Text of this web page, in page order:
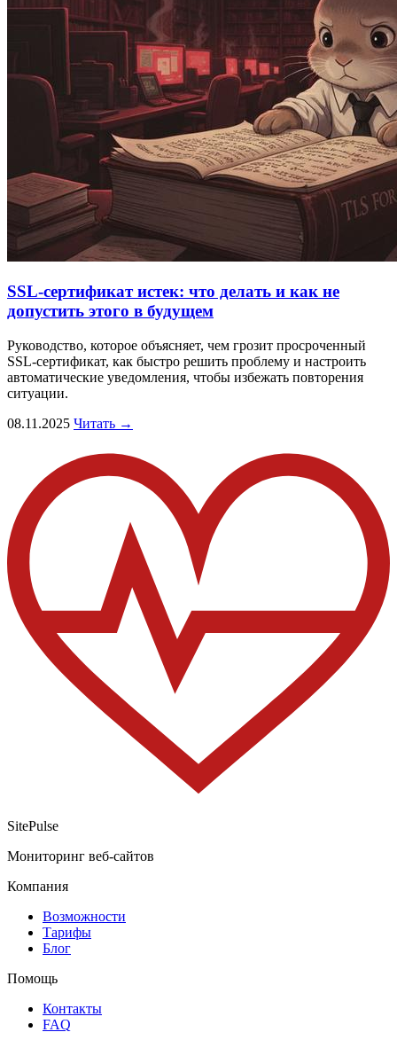
SSL-сертификат истек: что делать и как не
допустить этого в будущем
Руководство, которое объясняет, чем грозит просроченный
SSL-сертификат, как быстро решить проблему и настроить
автоматические уведомления, чтобы избежать повторения
ситуации.
08.11.2025 Читать →
SitePulse
Мониторинг веб-сайтов
Компания
Возможности
Тарифы
Блог
Помощь
Контакты
FAQ